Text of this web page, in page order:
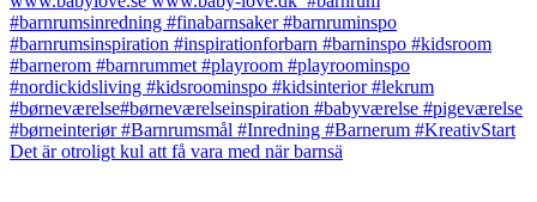
Det är otroligt kul att få vara med när barnsä